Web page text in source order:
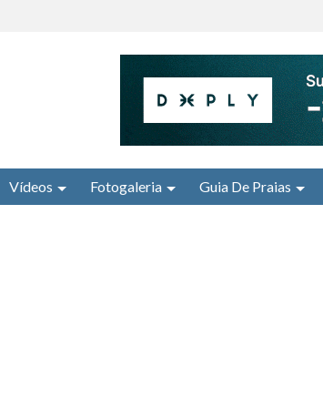
Vídeos Fotogaleria Guia De Praias